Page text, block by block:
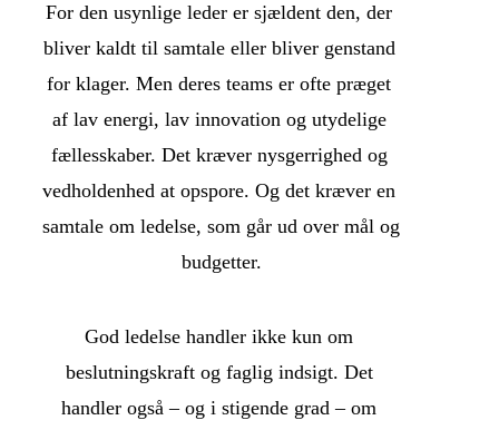
For den usynlige leder er sjældent den, der
bliver kaldt til samtale eller bliver genstand
for klager. Men deres teams er ofte præget
af lav energi, lav innovation og utydelige
fællesskaber. Det kræver nysgerrighed og
vedholdenhed at opspore. Og det kræver en
samtale om ledelse, som går ud over mål og
budgetter.
God ledelse handler ikke kun om
beslutningskraft og faglig indsigt. Det
handler også – og i stigende grad – om